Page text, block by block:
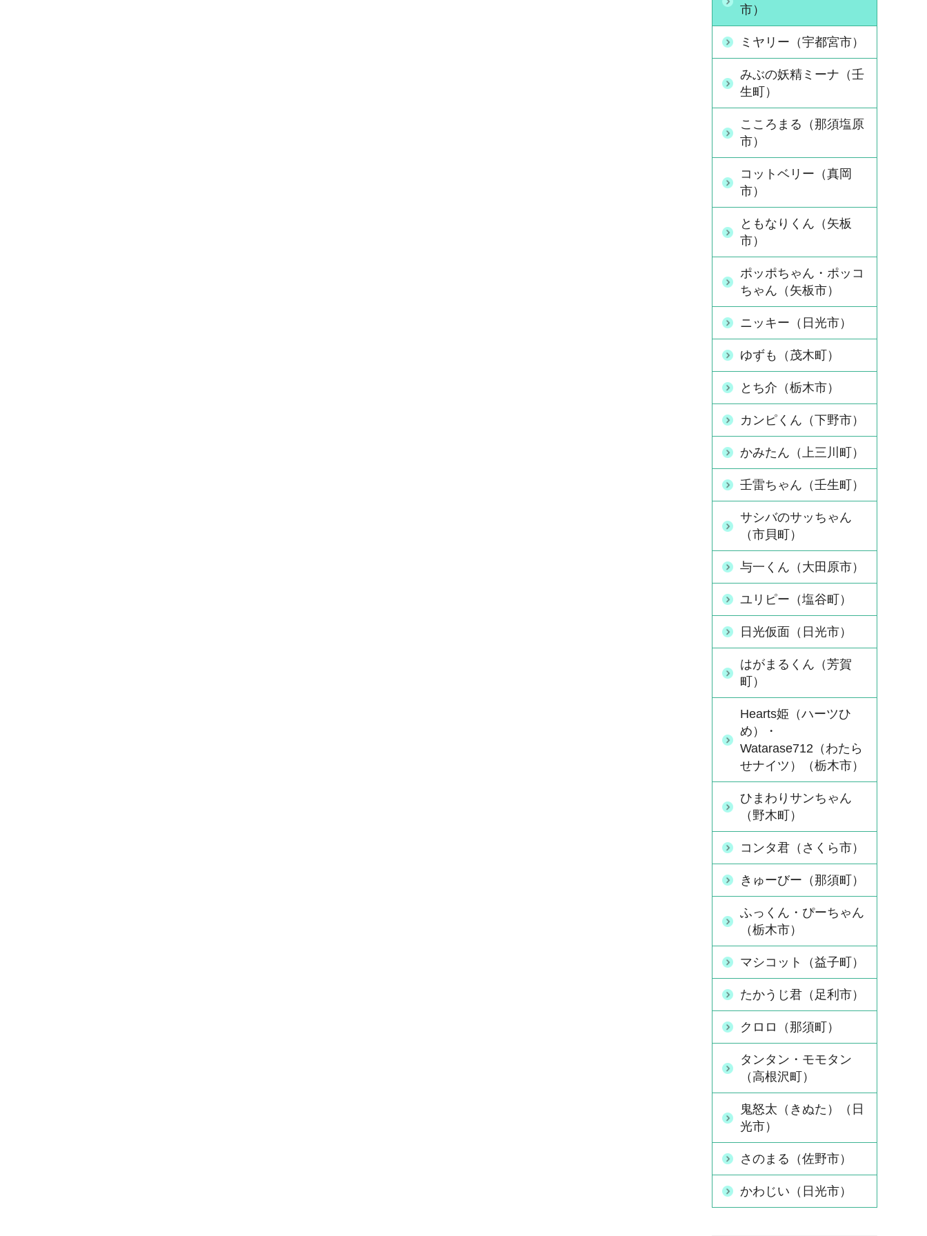
市）
ミヤリー（宇都宮市）
みぶの妖精ミーナ（壬
生町）
こころまる（那須塩原
市）
コットベリー（真岡
市）
ともなりくん（矢板
市）
ポッポちゃん・ポッコ
ちゃん（矢板市）
ニッキー（日光市）
ゆずも（茂木町）
とち介（栃木市）
カンピくん（下野市）
かみたん（上三川町）
壬雷ちゃん（壬生町）
サシバのサッちゃん
（市貝町）
与一くん（大田原市）
ユリピー（塩谷町）
日光仮面（日光市）
はがまるくん（芳賀
町）
Hearts姫（ハーツひ
め）・
Watarase712（わたら
せナイツ）（栃木市）
ひまわりサンちゃん
（野木町）
コンタ君（さくら市）
きゅーびー（那須町）
ふっくん・ぴーちゃん
（栃木市）
マシコット（益子町）
たかうじ君（足利市）
クロロ（那須町）
タンタン・モモタン
（高根沢町）
鬼怒太（きぬた）（日
光市）
さのまる（佐野市）
かわじい（日光市）